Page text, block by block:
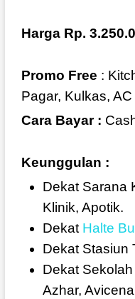
Harga Rp.
Promo Free :
Pagar, Kulkas, AC
Cara Bayar :
Keunggulan :
Dekat Sarana
Klinik, Apotik.
Dekat Halte
Dekat Stasiun
Dekat
Azhar,